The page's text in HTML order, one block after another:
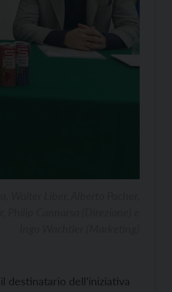
destinatario dell’iniziativa